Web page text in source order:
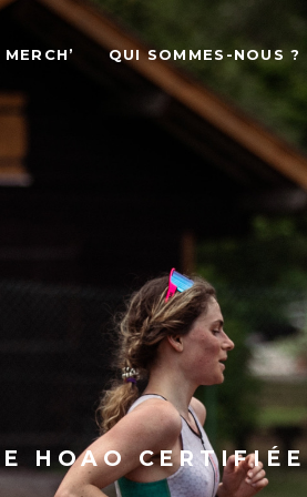
MERCH’ QUI SOMMES-NOUS ?
HOAO CERTIFIÉE